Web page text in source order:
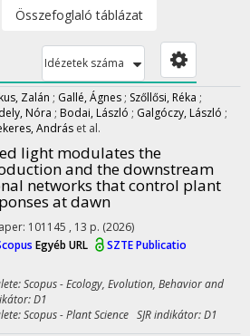
Összefoglaló táblázat
Idézetek száma
Zalán ; Gallé, Ágnes ; Szőllősi, Réka ;
Nóra ; Bodai, László ; Galgóczy, László ;
András et al.
light modulates the
and the downstream
networks that control plant
at dawn
101145 , 13 p. (2026)
Egyéb URL
SZTE Publicatio
Scopus - Ecology, Evolution, Behavior and
D1
Scopus - Plant Science SJR indikátor: D1